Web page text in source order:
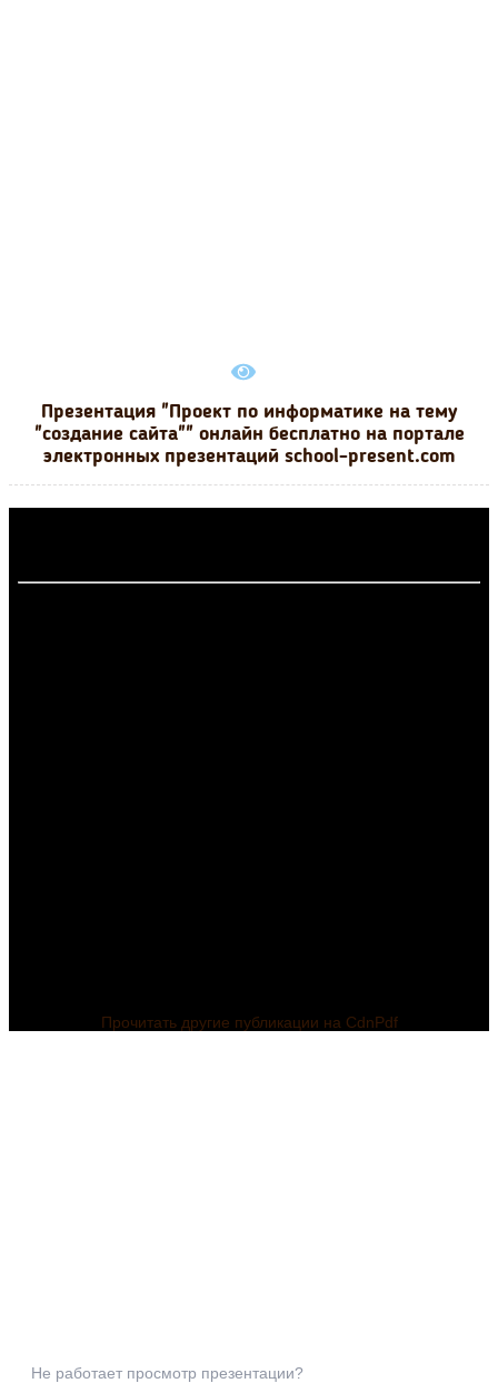
Презентация "Проект по информатике на тему
"создание сайта"" онлайн бесплатно на портале
электронных презентаций school-present.com
Прочитать другие публикации на CdnPdf
Не работает просмотр презентации?